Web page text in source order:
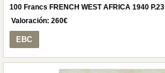
100 Francs FRENCH WEST AFRICA 1940 P.23
Valoración: 260€
EBC